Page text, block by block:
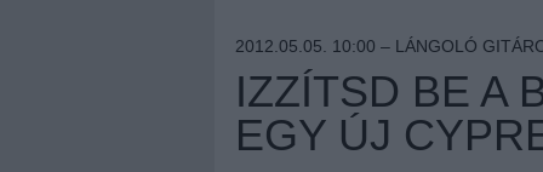
2012.05.05. 10:00 – LÁNGOLÓ
IZZÍTSD BE A
EGY ÚJ